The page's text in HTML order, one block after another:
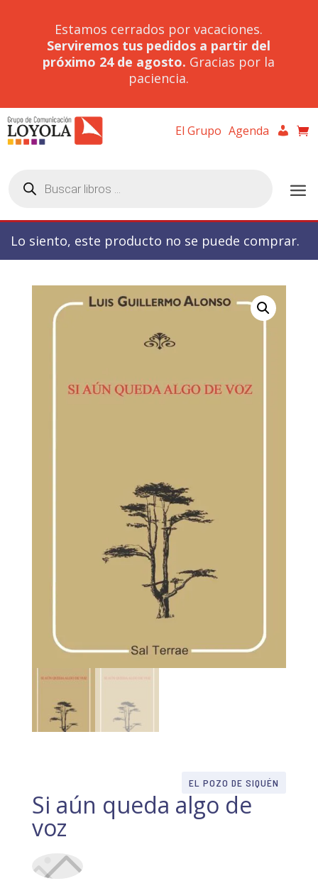
Estamos cerrados por vacaciones.
Serviremos tus pedidos a partir del
próximo 24 de agosto. Gracias por la
paciencia.
El Grupo Agenda
productos
Lo siento, este producto no se puede comprar.
EL POZO DE SIQUÉN
Si aún queda algo de
voz